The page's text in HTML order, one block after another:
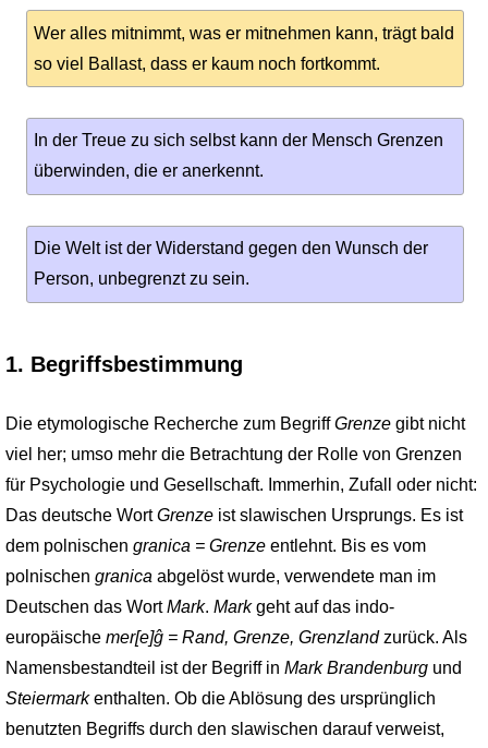
Wer alles mitnimmt, was er mitnehmen kann, trägt bald
so viel Ballast, dass er kaum noch fortkommt.
In der Treue zu sich selbst kann der Mensch Grenzen
überwinden, die er anerkennt.
Die Welt ist der Widerstand gegen den Wunsch der
Person, unbegrenzt zu sein.
1. Begriffsbestimmung
Die etymologische Recherche zum BegriffGrenzegibt nicht
viel her; umso mehr die Betrachtung der Rolle von Grenzen
für Psychologie und Gesellschaft. Immerhin, Zufall oder nicht:
Das deutsche WortGrenzeist slawischen Ursprungs. Es ist
dem polnischen granica = Grenzeentlehnt. Bis es vom
polnischen granica abgelöst wurde, verwendete man im
Deutschen das WortMark. Markgeht auf das indo­
europäische mer[e]ĝ = Rand, Grenze, Grenzlandzurück. Als
Namensbestandteil ist der Begriff in Mark Brandenburgund
Steiermarkenthalten. Ob die Ablösung des ursprünglich
benutzten Begriffs durch den slawischen darauf verweist,